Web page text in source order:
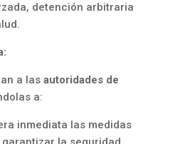
detención arbitraria
a las autoridades de
a:
inmediata las medidas